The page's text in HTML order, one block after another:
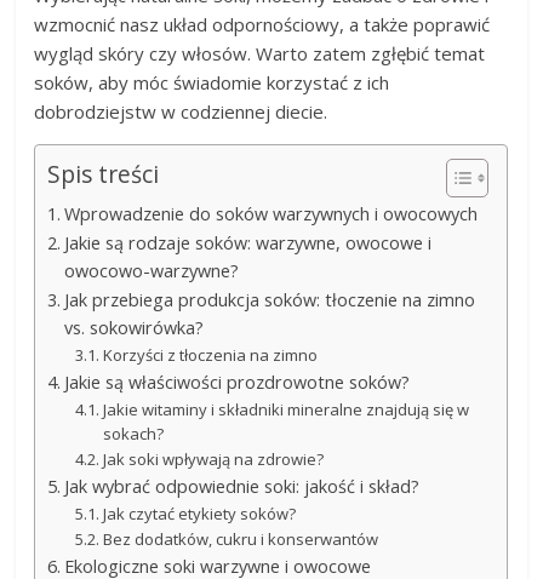
wzmocnić nasz układ odpornościowy, a także poprawić
wygląd skóry czy włosów. Warto zatem zgłębić temat
soków, aby móc świadomie korzystać z ich
dobrodziejstw w codziennej diecie.
Spis treści
Wprowadzenie do soków warzywnych i owocowych
Jakie są rodzaje soków: warzywne, owocowe i
owocowo-warzywne?
Jak przebiega produkcja soków: tłoczenie na zimno
vs. sokowirówka?
Korzyści z tłoczenia na zimno
Jakie są właściwości prozdrowotne soków?
Jakie witaminy i składniki mineralne znajdują się w
sokach?
Jak soki wpływają na zdrowie?
Jak wybrać odpowiednie soki: jakość i skład?
Jak czytać etykiety soków?
Bez dodatków, cukru i konserwantów
Ekologiczne soki warzywne i owocowe